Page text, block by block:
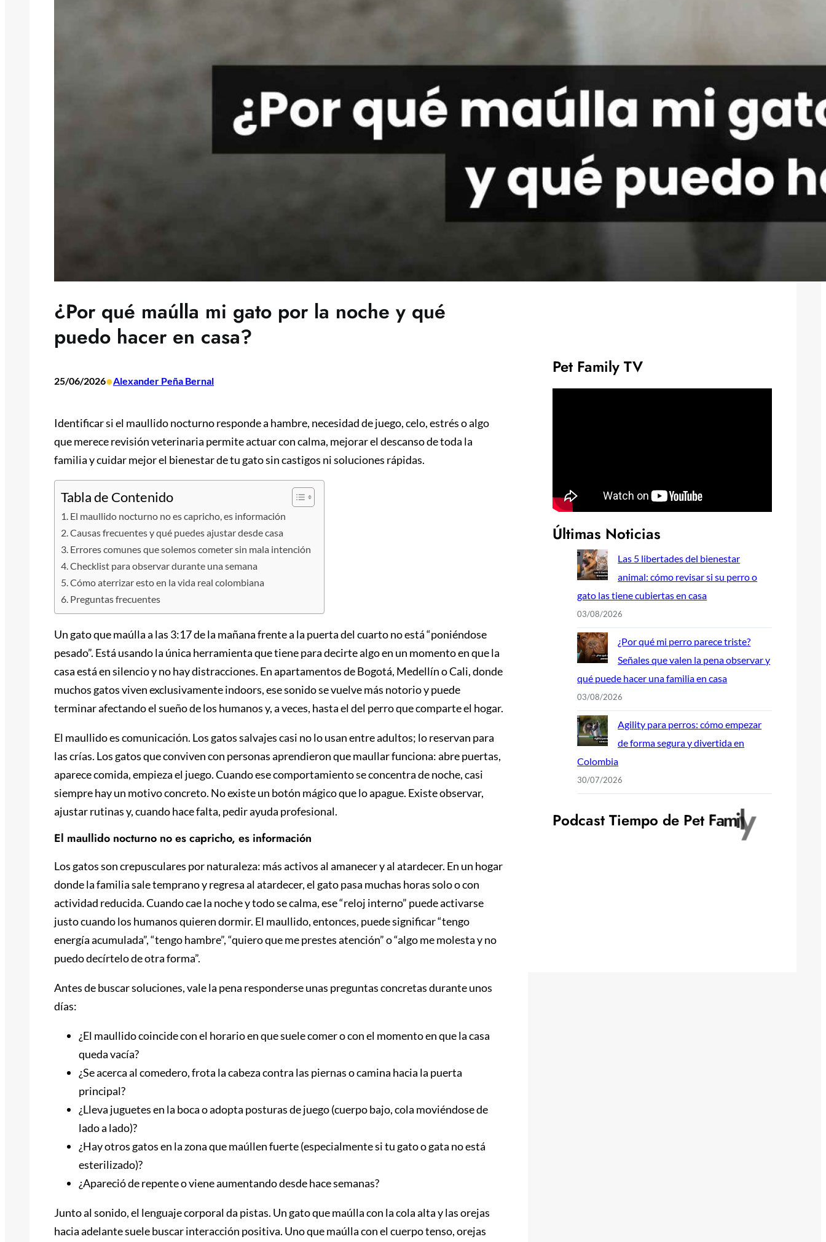
¿Por qué maúlla mi gato por la noche y qué
puedo hacer en casa?
25/06/2026•Alexander Peña Bernal
Identificar si el maullido nocturno responde a hambre, necesidad de juego, celo, estrés o algo
que merece revisión veterinaria permite actuar con calma, mejorar el descanso de toda la
familia y cuidar mejor el bienestar de tu gato sin castigos ni soluciones rápidas.
Tabla de Contenido
El maullido nocturno no es capricho, es información
Causas frecuentes y qué puedes ajustar desde casa
Errores comunes que solemos cometer sin mala intención
Checklist para observar durante una semana
Cómo aterrizar esto en la vida real colombiana
Preguntas frecuentes
Un gato que maúlla a las 3:17 de la mañana frente a la puerta del cuarto no está “poniéndose
pesado”. Está usando la única herramienta que tiene para decirte algo en un momento en que la
casa está en silencio y no hay distracciones. En apartamentos de Bogotá, Medellín o Cali, donde
muchos gatos viven exclusivamente indoors, ese sonido se vuelve más notorio y puede
terminar afectando el sueño de los humanos y, a veces, hasta el del perro que comparte el hogar.
El maullido es comunicación. Los gatos salvajes casi no lo usan entre adultos; lo reservan para
las crías. Los gatos que conviven con personas aprendieron que maullar funciona: abre puertas,
aparece comida, empieza el juego. Cuando ese comportamiento se concentra de noche, casi
siempre hay un motivo concreto. No existe un botón mágico que lo apague. Existe observar,
ajustar rutinas y, cuando hace falta, pedir ayuda profesional.
El maullido nocturno no es capricho, es información
Los gatos son crepusculares por naturaleza: más activos al amanecer y al atardecer. En un hogar
donde la familia sale temprano y regresa al atardecer, el gato pasa muchas horas solo o con
actividad reducida. Cuando cae la noche y todo se calma, ese “reloj interno” puede activarse
justo cuando los humanos quieren dormir. El maullido, entonces, puede significar “tengo
energía acumulada”, “tengo hambre”, “quiero que me prestes atención” o “algo me molesta y no
puedo decírtelo de otra forma”.
Antes de buscar soluciones, vale la pena responderse unas preguntas concretas durante unos
días:
¿El maullido coincide con el horario en que suele comer o con el momento en que la casa
queda vacía?
¿Se acerca al comedero, frota la cabeza contra las piernas o camina hacia la puerta
principal?
¿Lleva juguetes en la boca o adopta posturas de juego (cuerpo bajo, cola moviéndose de
lado a lado)?
¿Hay otros gatos en la zona que maúllen fuerte (especialmente si tu gato o gata no está
esterilizado)?
¿Apareció de repente o viene aumentando desde hace semanas?
Junto al sonido, el lenguaje corporal da pistas. Un gato que maúlla con la cola alta y las orejas
hacia adelante suele buscar interacción positiva. Uno que maúlla con el cuerpo tenso, orejas
Publicidad
Clic para suscribirte a la revista
Revista
Pet Family TV
Últimas Noticias
Las 5 libertades del bienestar
animal: cómo revisar si su perro o
gato las tiene cubiertas en casa
03/08/2026
¿Por qué mi perro parece triste?
Señales que valen la pena observar y
qué puede hacer una familia en casa
03/08/2026
Agility para perros: cómo empezar
de forma segura y divertida en
Colombia
30/07/2026
Podcast Tiempo de Pet Family